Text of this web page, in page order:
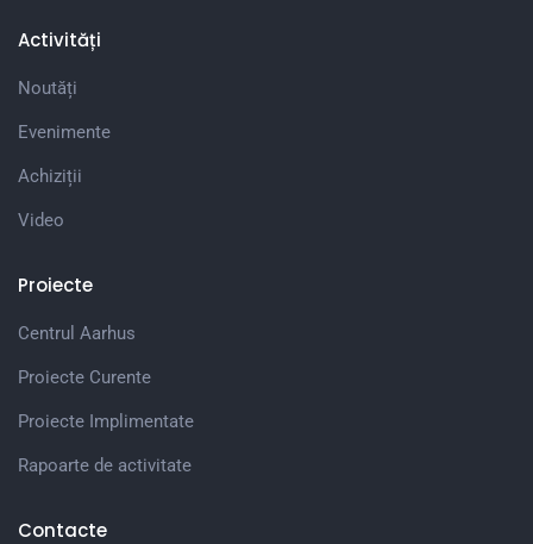
Activități
Noutăți
Evenimente
Achiziții
Video
Proiecte
Centrul Aarhus
Proiecte Curente
Proiecte Implimentate
Rapoarte de activitate
Contacte